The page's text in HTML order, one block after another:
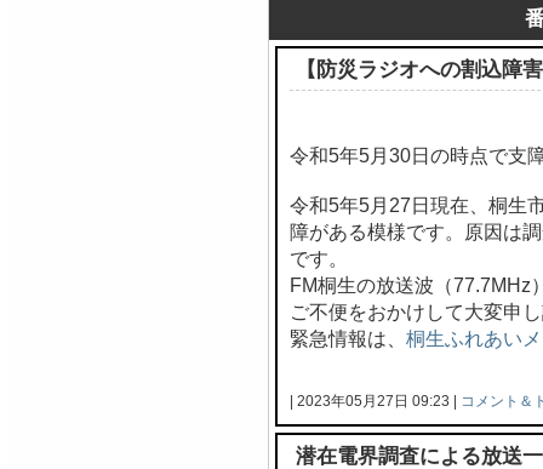
【防災ラジオへの割込障
令和5年5月30日の時点で支
令和5年5月27日現在、桐生
障がある模様です。原因は
です。
FM桐生の放送波（77.7MHz
ご不便をおかけして大変申
緊急情報は、 桐生ふれあい
| 2023年05月27日 09:23 | コメント＆
潜在電界調査による放送